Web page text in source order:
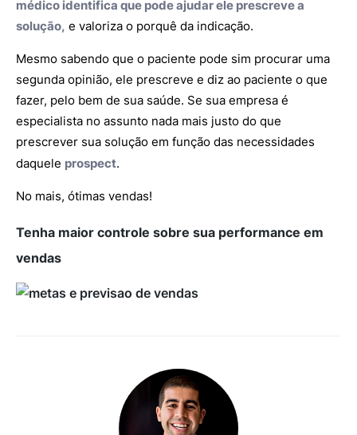
médico identifica que pode ajudar ele prescreve a
solução, e valoriza o porquê da indicação.
Mesmo sabendo que o paciente pode sim procurar uma
segunda opinião, ele prescreve e diz ao paciente o que
fazer, pelo bem de sua saúde. Se sua empresa é
especialista no assunto nada mais justo do que
prescrever sua solução em função das necessidades
daquele prospect.
No mais, ótimas vendas!
Tenha maior controle sobre sua performance em
vendas